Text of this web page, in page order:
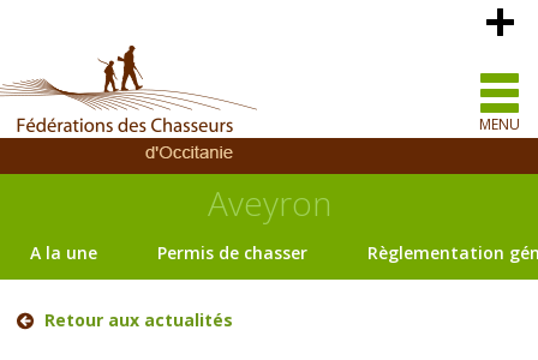
MENU
Aveyron
A la une Permis de chasser Règlementation
Retour aux actualités